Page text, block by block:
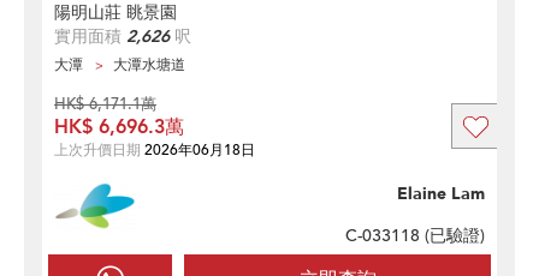
陽明山莊 眺景園
實用面積 2,626呎
大潭 大潭水塘道
Elaine Lam
C-033118 (已驗證)
HK$ 6,171.1萬
HK$ 6,696.3萬
上次升價日期 2026年06月18日